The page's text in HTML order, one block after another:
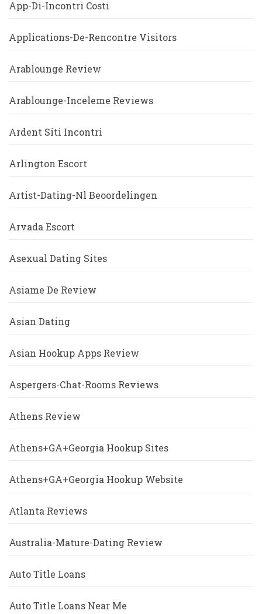
App-Di-Incontri Costi
Applications-De-Rencontre Visitors
Arablounge Review
Arablounge-Inceleme Reviews
Ardent Siti Incontri
Arlington Escort
Artist-Dating-Nl Beoordelingen
Arvada Escort
Asexual Dating Sites
Asiame De Review
Asian Dating
Asian Hookup Apps Review
Aspergers-Chat-Rooms Reviews
Athens Review
Athens+GA+Georgia Hookup Sites
Athens+GA+Georgia Hookup Website
Atlanta Reviews
Australia-Mature-Dating Review
Auto Title Loans
Auto Title Loans Near Me